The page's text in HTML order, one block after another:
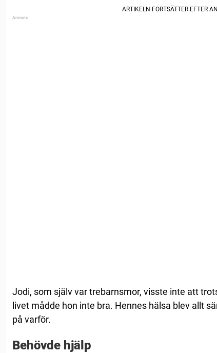
Jodi, som själv var trebarnsmor, visste inte att
livet mådde hon inte bra. Hennes hälsa blev allt
på varför.
Behövde hjälp